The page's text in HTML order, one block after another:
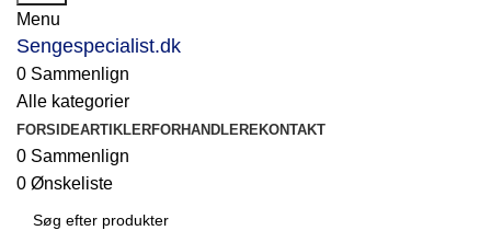
Menu
Sengespecialist.dk
0 Sammenlign
Alle kategorier
FORSIDEARTIKLERFORHANDLEREKONTAKT
0 Sammenlign
0 Ønskeliste